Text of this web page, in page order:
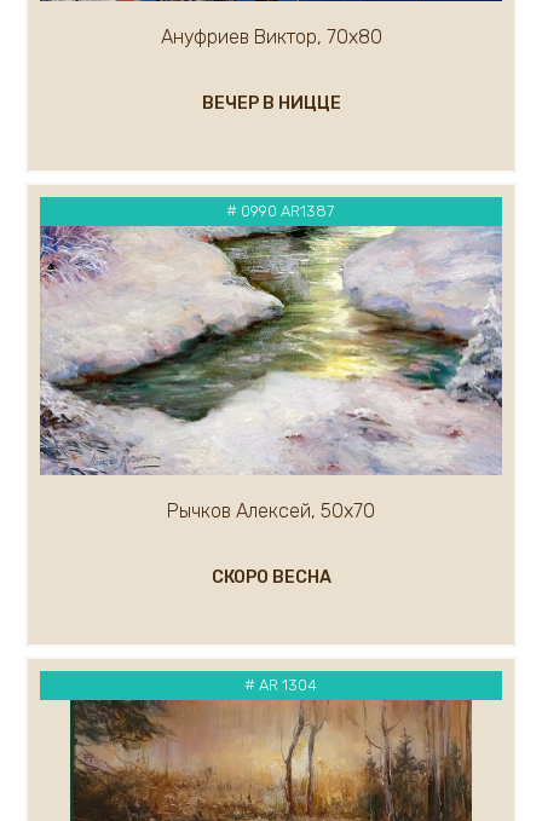
Ануфриев Виктор, 70х80
ВЕЧЕР В НИЦЦЕ
# 0990 AR1387
Рычков Алексей, 50х70
СКОРО ВЕСНА
# AR 1304